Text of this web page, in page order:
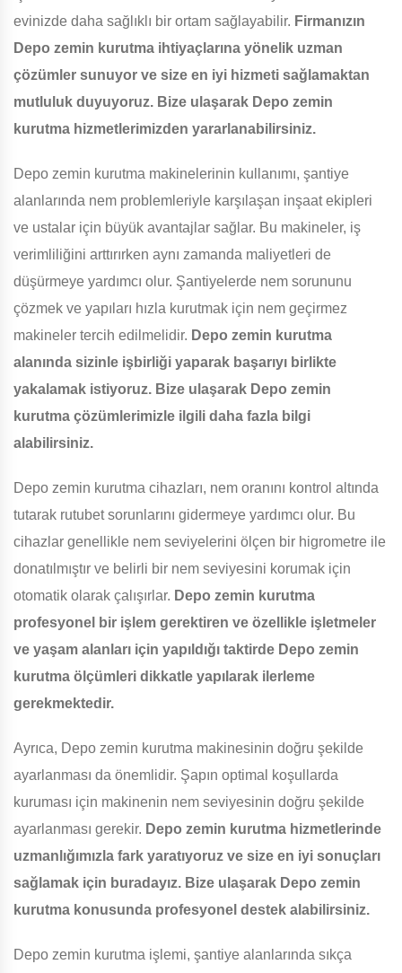
evinizde daha sağlıklı bir ortam sağlayabilir. Firmanızın
Depo zemin kurutma ihtiyaçlarına yönelik uzman
çözümler sunuyor ve size en iyi hizmeti sağlamaktan
mutluluk duyuyoruz. Bize ulaşarak Depo zemin
kurutma hizmetlerimizden yararlanabilirsiniz.
Depo zemin kurutma makinelerinin kullanımı, şantiye
alanlarında nem problemleriyle karşılaşan inşaat ekipleri
ve ustalar için büyük avantajlar sağlar. Bu makineler, iş
verimliliğini arttırırken aynı zamanda maliyetleri de
düşürmeye yardımcı olur. Şantiyelerde nem sorununu
çözmek ve yapıları hızla kurutmak için nem geçirmez
makineler tercih edilmelidir. Depo zemin kurutma
alanında sizinle işbirliği yaparak başarıyı birlikte
yakalamak istiyoruz. Bize ulaşarak Depo zemin
kurutma çözümlerimizle ilgili daha fazla bilgi
alabilirsiniz.
Depo zemin kurutma cihazları, nem oranını kontrol altında
tutarak rutubet sorunlarını gidermeye yardımcı olur. Bu
cihazlar genellikle nem seviyelerini ölçen bir higrometre ile
donatılmıştır ve belirli bir nem seviyesini korumak için
otomatik olarak çalışırlar. Depo zemin kurutma
profesyonel bir işlem gerektiren ve özellikle işletmeler
ve yaşam alanları için yapıldığı taktirde Depo zemin
kurutma ölçümleri dikkatle yapılarak ilerleme
gerekmektedir.
Ayrıca, Depo zemin kurutma makinesinin doğru şekilde
ayarlanması da önemlidir. Şapın optimal koşullarda
kuruması için makinenin nem seviyesinin doğru şekilde
ayarlanması gerekir. Depo zemin kurutma hizmetlerinde
uzmanlığımızla fark yaratıyoruz ve size en iyi sonuçları
sağlamak için buradayız. Bize ulaşarak Depo zemin
kurutma konusunda profesyonel destek alabilirsiniz.
Depo zemin kurutma işlemi, şantiye alanlarında sıkça